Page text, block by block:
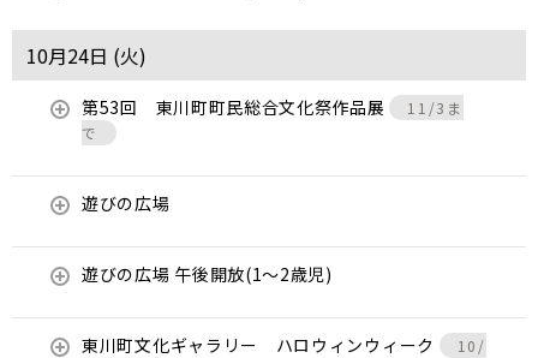
10月24日 (火)
第53回 東川町町民総合文化祭作品展
11/3ま
で
遊びの広場
遊びの広場 午後開放(1～2歳児)
東川町文化ギャラリー ハロウィンウィーク
10/